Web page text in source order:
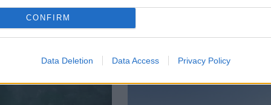
CONFIRM
Data Deletion Data Access Privacy Policy